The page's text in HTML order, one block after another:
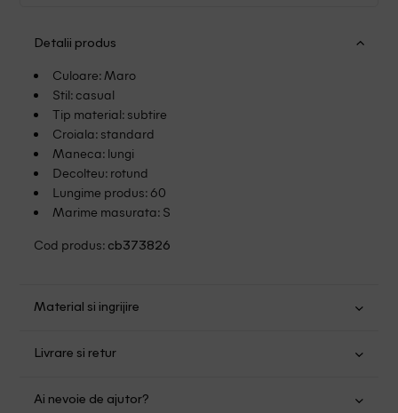
Detalii produs
Culoare: Maro
Stil: casual
Tip material: subtire
Croiala: standard
Maneca: lungi
Decolteu: rotund
Lungime produs: 60
Marime masurata: S
Cod produs: cb373826
Material si ingrijire
Nu folositi inalbitor
Livrare si retur
mare de 149.00 lei.
Ai nevoie de ajutor?